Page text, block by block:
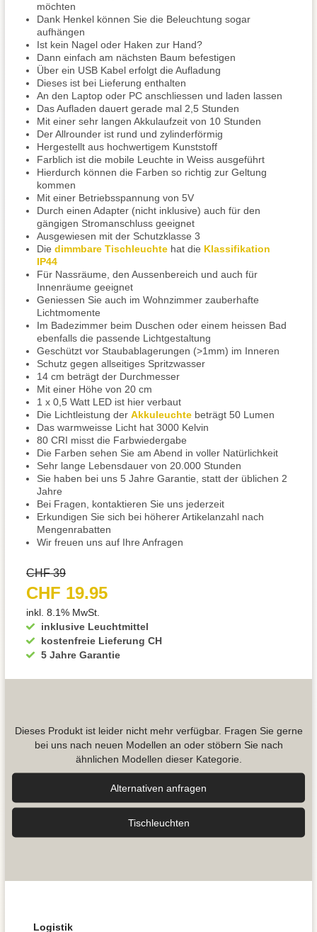
möchten
Dank Henkel können Sie die Beleuchtung sogar
aufhängen
Ist kein Nagel oder Haken zur Hand?
Dann einfach am nächsten Baum befestigen
Über ein USB Kabel erfolgt die Aufladung
Dieses ist bei Lieferung enthalten
An den Laptop oder PC anschliessen und laden lassen
Das Aufladen dauert gerade mal 2,5 Stunden
Mit einer sehr langen Akkulaufzeit von 10 Stunden
Der Allrounder ist rund und zylinderförmig
Hergestellt aus hochwertigem Kunststoff
Farblich ist die mobile Leuchte in Weiss ausgeführt
Hierdurch können die Farben so richtig zur Geltung
kommen
Mit einer Betriebsspannung von 5V
Durch einen Adapter (nicht inklusive) auch für den
gängigen Stromanschluss geeignet
Ausgewiesen mit der Schutzklasse 3
Die dimmbare Tischleuchte hat die Klassifikation
IP44
Für Nassräume, den Aussenbereich und auch für
Innenräume geeignet
Geniessen Sie auch im Wohnzimmer zauberhafte
Lichtmomente
Im Badezimmer beim Duschen oder einem heissen Bad
ebenfalls die passende Lichtgestaltung
Geschützt vor Staubablagerungen (>1mm) im Inneren
Schutz gegen allseitiges Spritzwasser
14 cm beträgt der Durchmesser
Mit einer Höhe von 20 cm
1 x 0,5 Watt LED ist hier verbaut
Die Lichtleistung der Akkuleuchte beträgt 50 Lumen
Das warmweisse Licht hat 3000 Kelvin
80 CRI misst die Farbwiedergabe
Die Farben sehen Sie am Abend in voller Natürlichkeit
Sehr lange Lebensdauer von 20.000 Stunden
Sie haben bei uns 5 Jahre Garantie, statt der üblichen 2
Jahre
Bei Fragen, kontaktieren Sie uns jederzeit
Erkundigen Sie sich bei höherer Artikelanzahl nach
Mengenrabatten
Wir freuen uns auf Ihre Anfragen
inklusive Leuchtmittel
kostenfreie Lieferung CH
5 Jahre Garantie
CHF 39
CHF 19.95
inkl. 8.1% MwSt.
Dieses Produkt ist leider nicht mehr verfügbar. Fragen Sie gerne
bei uns nach neuen Modellen an oder stöbern Sie nach
ähnlichen Modellen dieser Kategorie.
Alternativen anfragen
Tisch­leuchten
Logistik